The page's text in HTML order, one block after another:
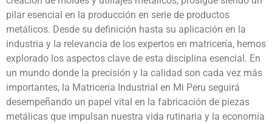
pilar esencial en la producción en serie de productos
metálicos. Desde su definición hasta su aplicación en la
industria y la relevancia de los expertos en matricería, hemos
explorado los aspectos clave de esta disciplina esencial. En
un mundo donde la precisión y la calidad son cada vez más
importantes, la Matricería Industrial en Mi Peru seguirá
desempeñando un papel vital en la fabricación de piezas
metálicas que impulsan nuestra vida rutinaria y la economía